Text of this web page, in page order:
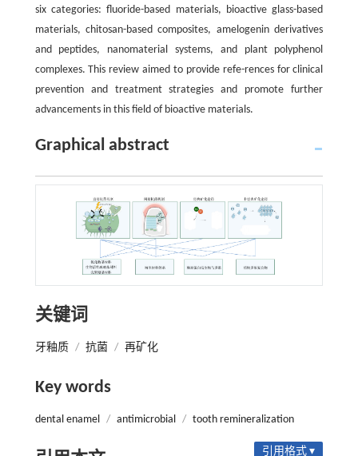
six categories: fluoride-based materials, bioactive glass-based
materials, chitosan-based composites, amelogenin derivatives
and peptides, nanomaterial systems, and plant polyphenol
complexes. This review aimed to provide refe-rences for clinical
prevention and treatment strategies and promote further
advancements in this field of bioactive materials.
Graphical abstract
关键词
牙釉质 / 抗菌 / 再矿化
Key words
dental enamel / antimicrobial / tooth remineralization
引用格式 ▾